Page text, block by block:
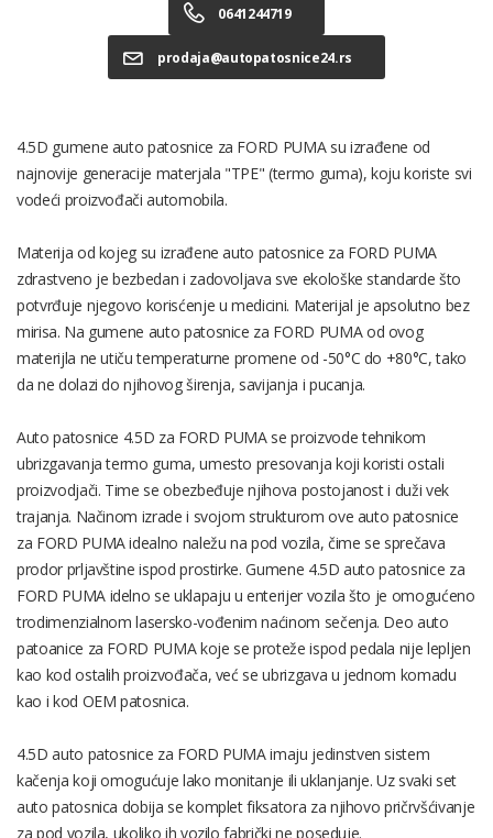
0641244719
prodaja@autopatosnice24.rs
4.5D gumene auto patosnice za FORD PUMA su izrađene od
najnovije generacije materjala "TPE" (termo guma), koju koriste svi
vodeći proizvođači automobila.
Materija od kojeg su izrađene auto patosnice za FORD PUMA
zdrastveno je bezbedan i zadovoljava sve ekološke standarde što
potvrđuje njegovo korisćenje u medicini. Materijal je apsolutno bez
mirisa. Na gumene auto patosnice za FORD PUMA od ovog
materijla ne utiču temperaturne promene od -50°C do +80°C, tako
da ne dolazi do njihovog širenja, savijanja i pucanja.
Auto patosnice 4.5D za FORD PUMA se proizvode tehnikom
ubrizgavanja termo guma, umesto presovanja koji koristi ostali
proizvodjači. Time se obezbeđuje njihova postojanost i duži vek
trajanja. Načinom izrade i svojom strukturom ove auto patosnice
za FORD PUMA idealno naležu na pod vozila, čime se sprečava
prodor prljavštine ispod prostirke. Gumene 4.5D auto patosnice za
FORD PUMA idelno se uklapaju u enterijer vozila što je omogućeno
trodimenzialnom lasersko-vođenim naćinom sečenja. Deo auto
patoanice za FORD PUMA koje se proteže ispod pedala nije lepljen
kao kod ostalih proizvođača, već se ubrizgava u jednom komadu
kao i kod OEM patosnica.
4.5D auto patosnice za FORD PUMA imaju jedinstven sistem
kačenja koji omogućuje lako monitanje ili uklanjanje. Uz svaki set
auto patosnica dobija se komplet fiksatora za njihovo pričrvšćivanje
za pod vozila, ukoliko ih vozilo fabrički ne poseduje.